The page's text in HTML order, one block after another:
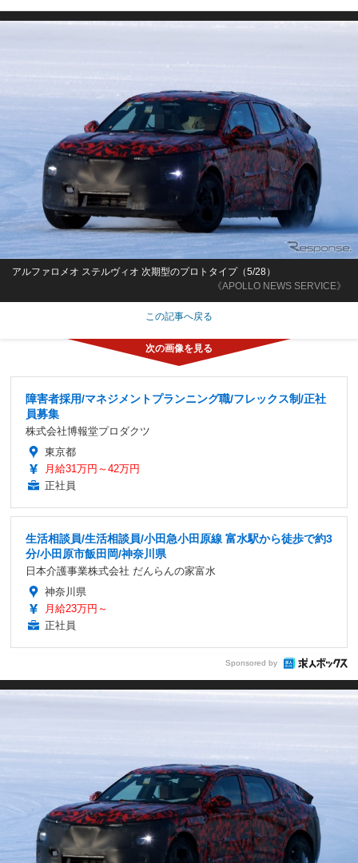
《APOLLO NEWS SERVICE》
アルファロメオ ステルヴィオ 次期型のプロトタイプ（5/28）
この記事へ戻る
障害者採用/マネジメントプランニング職/フレックス制/正社
員募集
株式会社博報堂プロダクツ
東京都
月給31万円～42万円
正社員
生活相談員/生活相談員/小田急小田原線 富水駅から徒歩で約3
分/小田原市飯田岡/神奈川県
日本介護事業株式会社 だんらんの家富水
神奈川県
月給23万円～
正社員
Sponsored by